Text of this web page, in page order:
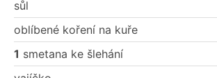
sůl
oblíbené koření na kuře
1 smetana ke šlehání